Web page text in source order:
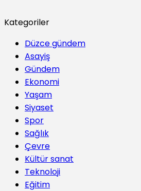
Kategoriler
Düzce gündem
Asayiş
Gündem
Ekonomi
Yaşam
Siyaset
Spor
Sağlık
Çevre
Kültür sanat
Teknoloji
Eğitim